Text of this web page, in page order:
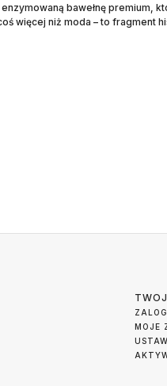
bawełnę premium,
więcej niż moda – to
MOJE